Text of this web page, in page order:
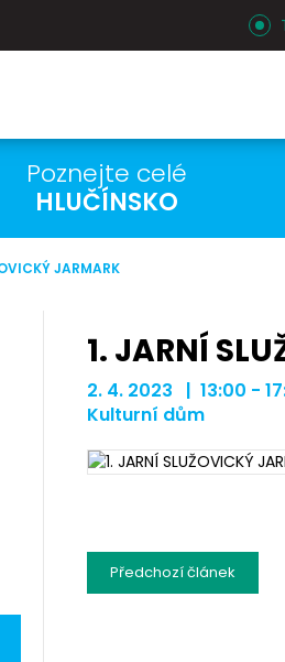
Poznejte celé
HLUČÍNSKO
JARMARK
1. JARNÍ
2. 4. 2023 | 13:00 -
Kulturní dům
Předchozíčlánek